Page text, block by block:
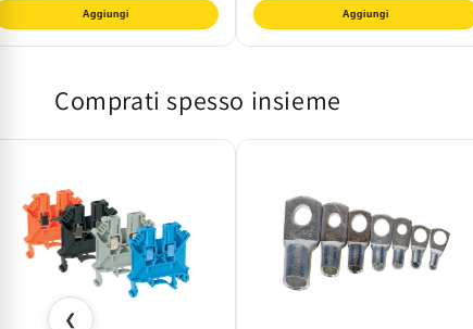
Aggiungi Aggiungi
Comprati spesso insieme
❮